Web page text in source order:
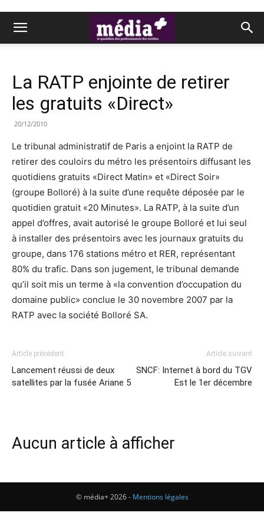
La RATP enjointe de retirer
les gratuits «Direct»
20/12/2010
Le tribunal administratif de Paris a enjoint la RATP de
retirer des couloirs du métro les présentoirs diffusant les
quotidiens gratuits «Direct Matin» et «Direct Soir»
(groupe Bolloré) à la suite d’une requête déposée par le
quotidien gratuit «20 Minutes». La RATP, à la suite d’un
appel d’offres, avait autorisé le groupe Bolloré et lui seul
à installer des présentoirs avec les journaux gratuits du
groupe, dans 176 stations métro et RER, représentant
80% du trafic. Dans son jugement, le tribunal demande
qu’il soit mis un terme à «la convention d’occupation du
domaine public» conclue le 30 novembre 2007 par la
RATP avec la société Bolloré SA.
Article précédent
Lancement réussi de deux
satellites par la fusée Ariane 5
Article suivant
SNCF: Internet à bord du TGV
Est le 1er décembre
Aucun article à afficher
© média+ 2026 - Mentions légales